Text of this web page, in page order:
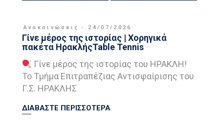
Ανακοινώσεις 24/07/2026
Γίνε μέρος της ιστορίας | Χορηγικά
πακέτα ΗρακλήςTable Tennis
Γίνε μέρος της ιστορίας του ΗΡΑΚΛΗ!
Το Τμήμα Επιτραπέζιας Αντισφαίρισης του
Γ.Σ. ΗΡΑΚΛΗΣ
ΔΙΑΒΑΣΤΕ ΠΕΡΙΣΣΟΤΕΡΑ